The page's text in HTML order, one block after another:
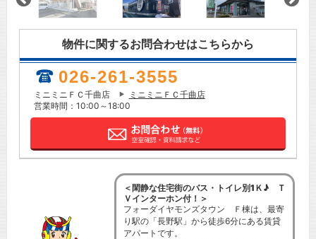
物件に関するお問合わせはこちらから
026-261-3555
ミニミニＦＣ千曲店
ミニミニＦＣ千曲店
営業時間：10:00～18:00
＜閑静な住宅街のバス・トイレ別1Ｋ♪ Ｔ
Ｖインターホン付！＞
フォーダイヤモンズタウン Ｆ棟は、最寄
り駅の「長野駅」から徒歩6分にある賃貸
アパートです。